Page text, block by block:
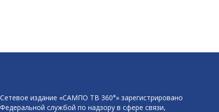
Сетевое издание «САМПО ТВ 360°» зарегистрировано
Федеральной службой по надзору в сфере связи,